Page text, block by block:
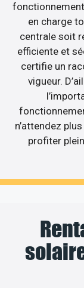
en charge
centrale soit
efficiente et
certifie un
vigueur.
n’attendez
profiter